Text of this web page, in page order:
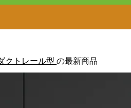
クトレール型の最新商品